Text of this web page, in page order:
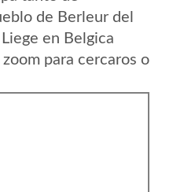
de Berleur del
en Belgica
para cercaros o